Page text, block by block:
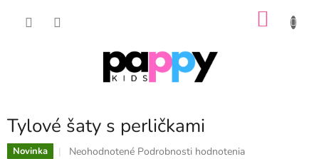
Tylové šaty s perličkami
Novinka
Priemerné
Neohodnotené Podrobnosti hodnotenia